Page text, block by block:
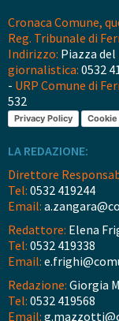
Cronaca Comune,
Reg. Tribunale di
Indirizzo: Piazza del
giornalistica: 0532
- URP Comune di
532
Privacy Policy
LA REDAZIONE:
Direttore
Tel: 0532 419244
Email:
Redattore: Elena
Tel: 0532 419338
Email:
Redazione: Giorgia
Tel: 0532 419568
Email: